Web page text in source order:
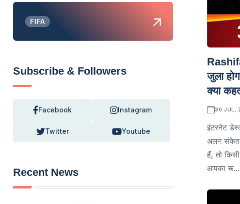
जुला
क्या
30 JUL,
इंटरनेट
अलग संकेत
हैं, तो
आपका रू...
FIFA
Subscribe & Followers
Facebook Instagram
Twitter Youtube
Recent News